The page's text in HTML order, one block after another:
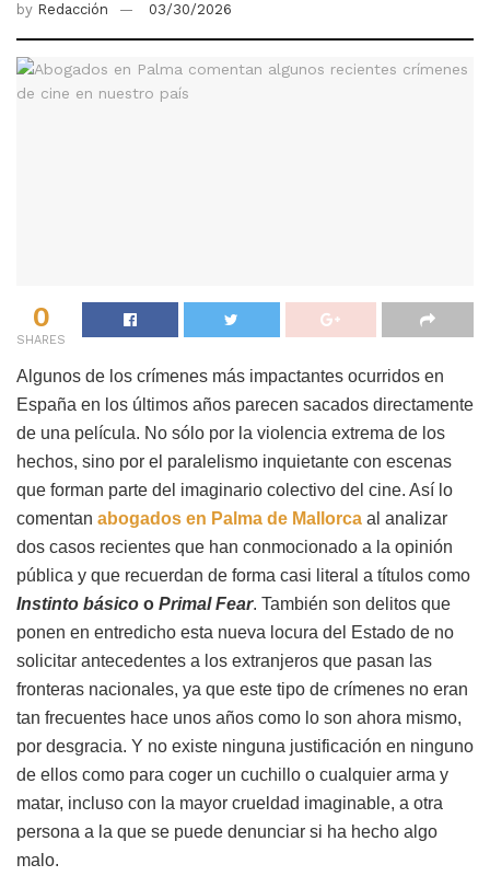
by Redacción 03/30/2026
0
SHARES
Algunos de los crímenes más impactantes ocurridos en
España en los últimos años parecen sacados directamente
de una película. No sólo por la violencia extrema de los
hechos, sino por el paralelismo inquietante con escenas
que forman parte del imaginario colectivo del cine. Así lo
comentan abogados en Palma de Mallorca al analizar
dos casos recientes que han conmocionado a la opinión
pública y que recuerdan de forma casi literal a títulos como
Instinto básico o Primal Fear. También son delitos que
ponen en entredicho esta nueva locura del Estado de no
solicitar antecedentes a los extranjeros que pasan las
fronteras nacionales, ya que este tipo de crímenes no eran
tan frecuentes hace unos años como lo son ahora mismo,
por desgracia. Y no existe ninguna justificación en ninguno
de ellos como para coger un cuchillo o cualquier arma y
matar, incluso con la mayor crueldad imaginable, a otra
persona a la que se puede denunciar si ha hecho algo
malo.